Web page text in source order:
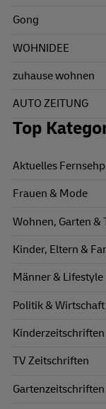
Gong
WOHNIDEE
zuhause wohnen
AUTO ZEITUNG
Top
Aktuelles
Frauen & Mode
Wohnen, Garten &
Kinder, Eltern &
Männer & Lifestyle
Politik & Wirtschaft
Kinderzeitschriften
TV Zeitschriften
Gartenzeitschriften